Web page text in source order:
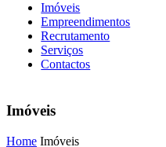
Imóveis
Empreendimentos
Recrutamento
Serviços
Contactos
Imóveis
Home Imóveis